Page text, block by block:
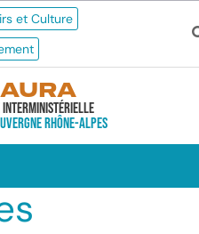
et Culture
AURA
Interministérielle
Rhône-Alpes